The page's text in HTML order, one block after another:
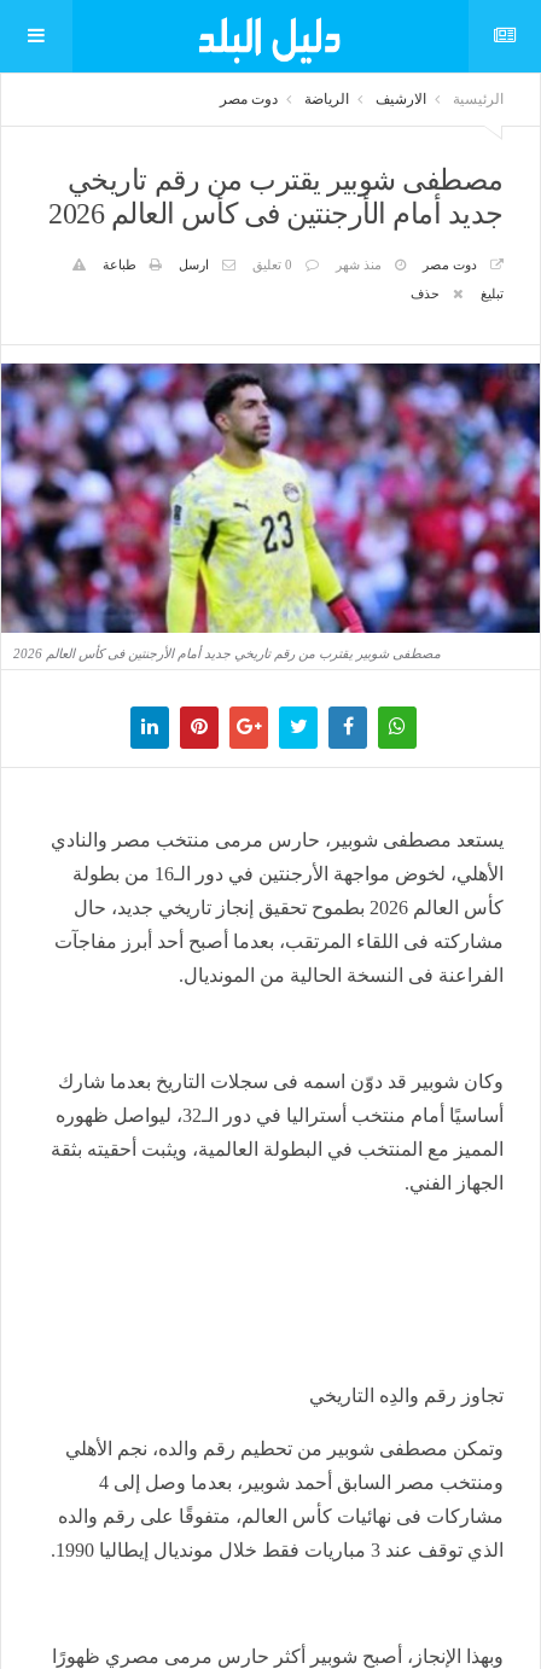
الرئيسية الارشيف الرياضة دوت مصر
مصطفى شوبير يقترب من رقم تاريخي
جديد أمام الأرجنتين فى كأس العالم 2026
دوت مصر منذ شهر 0 تعليق ارسل
طباعة
تبليغ
حذف
مصطفى شوبير يقترب من رقم تاريخي جديد أمام الأرجنتين فى كأس العالم 2026
يستعد مصطفى شوبير، حارس مرمى منتخب مصر والنادي
الأهلي، لخوض مواجهة الأرجنتين في دور الـ16 من بطولة
كأس العالم 2026 بطموح تحقيق إنجاز تاريخي جديد، حال
مشاركته فى اللقاء المرتقب، بعدما أصبح أحد أبرز مفاجآت
الفراعنة فى النسخة الحالية من المونديال.
وكان شوبير قد دوّن اسمه فى سجلات التاريخ بعدما شارك
أساسيًا أمام منتخب أستراليا في دور الـ32، ليواصل ظهوره
المميز مع المنتخب في البطولة العالمية، ويثبت أحقيته بثقة
الجهاز الفني.
تجاوز رقم والدِه التاريخي
وتمكن مصطفى شوبير من تحطيم رقم والده، نجم الأهلي
ومنتخب مصر السابق أحمد شوبير، بعدما وصل إلى 4
مشاركات فى نهائيات كأس العالم، متفوقًا على رقم والده
الذي توقف عند 3 مباريات فقط خلال مونديال إيطاليا 1990.
وبهذا الإنجاز، أصبح شوبير أكثر حارس مرمى مصري ظهورًا